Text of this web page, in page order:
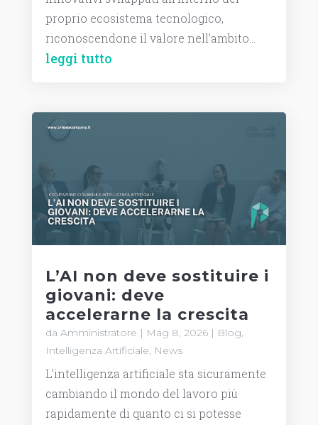
proprio ecosistema tecnologico,
riconoscendone il valore nell’ambito...
leggi tutto
L’AI non deve sostituire i
giovani: deve
accelerarne la crescita
da Amministratore | Mag 8, 2026| Blog,
Intelligenza Artificiale, News
L’intelligenza artificiale sta sicuramente
cambiando il mondo del lavoro più
rapidamente di quanto ci si potesse